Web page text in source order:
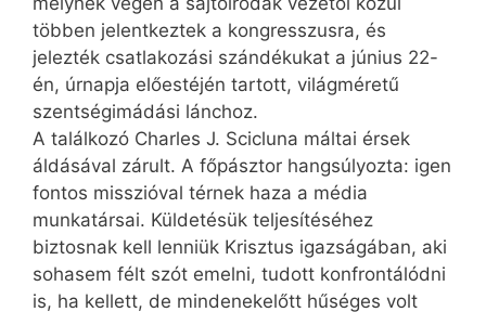
többen jelentkeztek a kongresszusra, és
jelezték csatlakozási szándékukat a június 22-
én, úrnapja előestéjén tartott, világméretű
szentségimádási lánchoz.
A találkozó Charles J. Scicluna máltai érsek
áldásával zárult. A főpásztor hangsúlyozta: igen
fontos misszióval térnek haza a média
munkatársai. Küldetésük teljesítéséhez
biztosnak kell lenniük Krisztus igazságában, aki
sohasem félt szót emelni, tudott konfrontálódni
is, ha kellett, de mindenekelőtt hűséges volt